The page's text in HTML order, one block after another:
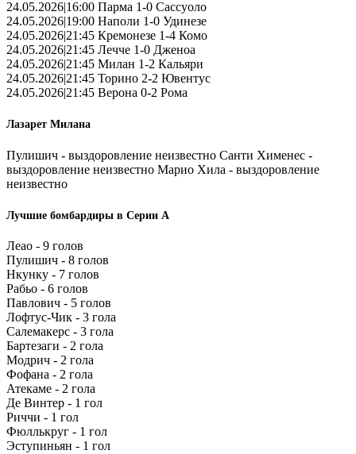
24.05.2026|16:00 Парма 1-0 Сассуоло
24.05.2026|19:00 Наполи 1-0 Удинезе
24.05.2026|21:45 Кремонезе 1-4 Комо
24.05.2026|21:45 Лечче 1-0 Дженоа
24.05.2026|21:45 Милан 1-2 Кальяри
24.05.2026|21:45 Торино 2-2 Ювентус
24.05.2026|21:45 Верона 0-2 Рома
Лазарет Милана
Пулишич - выздоровление неизвестно Санти Хименес -
выздоровление неизвестно Марио Хила - выздоровление
неизвестно
Лучшие бомбардиры в Серии А
Леао - 9 голов
Пулишич - 8 голов
Нкунку - 7 голов
Рабьо - 6 голов
Павлович - 5 голов
Лофтус-Чик - 3 гола
Салемакерс - 3 гола
Бартезаги - 2 гола
Модрич - 2 гола
Фофана - 2 гола
Атекаме - 2 гола
Де Винтер - 1 гол
Риччи - 1 гол
Фюллькруг - 1 гол
Эступиньян - 1 гол